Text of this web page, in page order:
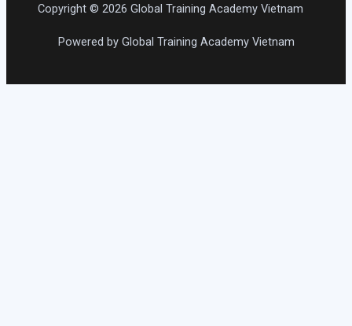
Copyright © 2026 Global Training Academy Vietnam
Powered by Global Training Academy Vietnam